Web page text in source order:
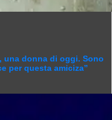
una donna di oggi. Sono
per questa amiciza”